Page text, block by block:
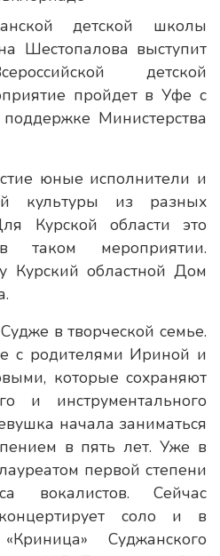
детской школы
Шестопалова выступит
детской
пройдет в Уфе с
Министерства
юные исполнители и
культуры из разных
Курской области это
таком мероприятии.
Курский областной Дом
в творческой семье.
с родителями Ириной и
которые сохраняют
и инструментального
начала заниматься
в пять лет. Уже в
первой степени
вокалистов. Сейчас
соло и в
Суджанского